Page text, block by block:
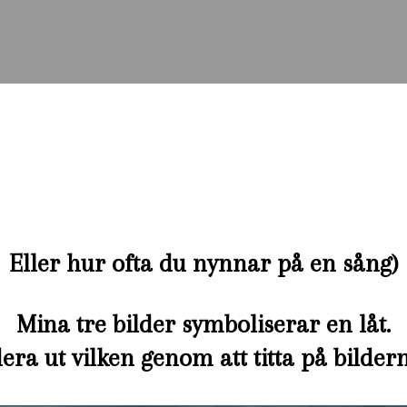
Eller hur ofta du nynnar på en sång)
Mina tre bilder symboliserar en låt.
ut vilken genom att titta på